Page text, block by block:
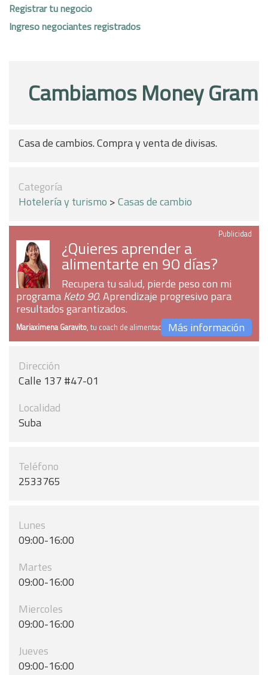
Registrar tu negocio
Ingreso negociantes registrados
Cambiamos Money Gram
Casa de cambios. Compra y venta de divisas.
Categoría
Hotelería y turismo >Casas de cambio
Publicidad
¿Quieres aprender a
alimentarte en 90 días?
Recupera tu salud, pierde peso con mi
programaKeto 90. Aprendizaje progresivo para
resultados garantizados.
Mariaximena Garavito, tu coach de alimentaciónMás información
Dirección
Calle 137 #47-01
Localidad
Suba
Teléfono
2533765
Lunes
09:00-16:00
Martes
09:00-16:00
Miercoles
09:00-16:00
Jueves
09:00-16:00